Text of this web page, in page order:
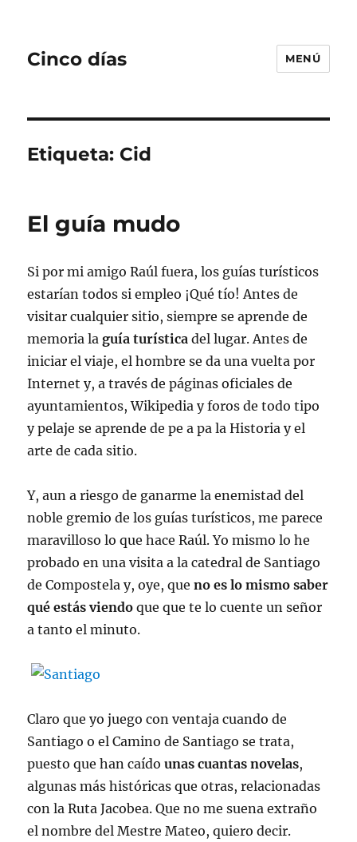
Cinco días MENÚ
Etiqueta: Cid
El guía mudo
Si por mi amigo Raúl fuera, los guías turísticos
estarían todos si empleo ¡Qué tío! Antes de
visitar cualquier sitio, siempre se aprende de
memoria laguía turística del lugar. Antes de
iniciar el viaje, el hombre se da una vuelta por
Internet y, a través de páginas oficiales de
ayuntamientos, Wikipedia y foros de todo tipo
y pelaje se aprende de pe a pa la Historia y el
arte de cada sitio.
Y, aun a riesgo de ganarme la enemistad del
noble gremio de los guías turísticos, me parece
maravilloso lo que hace Raúl. Yo mismo lo he
probado en una visita a la catedral de Santiago
de Compostela y, oye, queno es lo mismo saber
qué estás viendo que que te lo cuente un señor
a tanto el minuto.
Claro que yo juego con ventaja cuando de
Santiago o el Camino de Santiago se trata,
puesto que han caídounas cuantas novelas,
algunas más históricas que otras, relacionadas
con la Ruta Jacobea. Que no me suena extraño
el nombre del Mestre Mateo, quiero decir.